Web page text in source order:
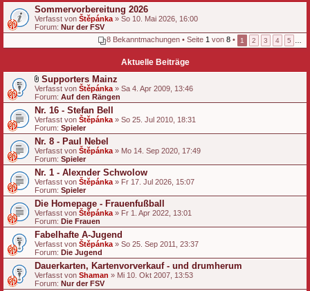
Sommervorbereitung 2026
Verfasst von Štěpánka » So 10. Mai 2026, 16:00
Forum: Nur der FSV
8 Bekanntmachungen • Seite 1 von 8 • 1 2 3 4 5
Aktuelle Beiträge
D
a
t
e
i
a
n
h
a
n
g
Supporters Mainz
Verfasst von Štěpánka » Sa 4. Apr 2009, 13:46
Forum: Auf den Rängen
Nr. 16 - Stefan Bell
Verfasst von Štěpánka » So 25. Jul 2010, 18:31
Forum: Spieler
Nr. 8 - Paul Nebel
Verfasst von Štěpánka » Mo 14. Sep 2020, 17:49
Forum: Spieler
Nr. 1 - Alexnder Schwolow
Verfasst von Štěpánka » Fr 17. Jul 2026, 15:07
Forum: Spieler
Die Homepage - Frauenfußball
Verfasst von Štěpánka » Fr 1. Apr 2022, 13:01
Forum: Die Frauen
Fabelhafte A-Jugend
Verfasst von Štěpánka » So 25. Sep 2011, 23:37
Forum: Die Jugend
Dauerkarten, Kartenvorverkauf - und drumherum
Verfasst von Shaman » Mi 10. Okt 2007, 13:53
Forum: Nur der FSV